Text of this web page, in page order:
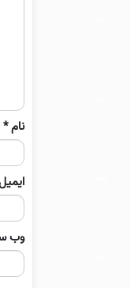
نام*
وب‌